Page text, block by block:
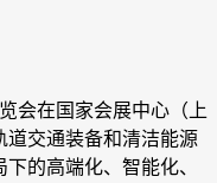
会在国家会展中心（上
道交通装备和清洁能源
的高端化、智能化、